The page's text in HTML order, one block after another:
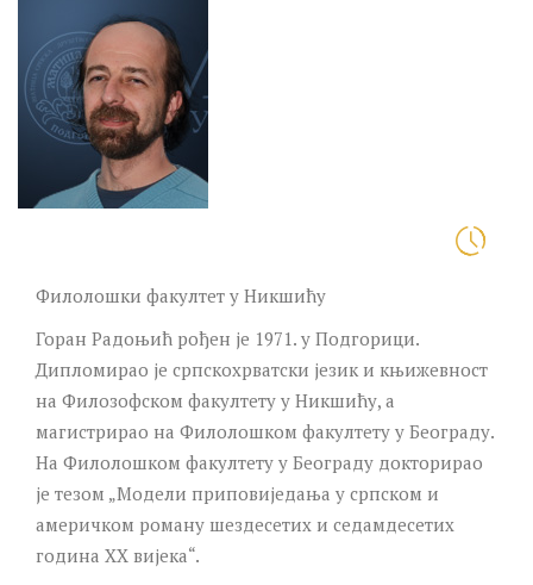
Филолошки факултет у Никшићу
Горан Радоњић рођен је 1971. у Подгорици.
Дипломирао је српскохрватски језик и књижевност
на Филозофском факултету у Никшићу, а
магистрирао на Филолошком факултету у Београду.
На Филолошком факултету у Београду докторирао
је тезом „Модели приповиједања у српском и
америчком роману шездесетих и седамдесетих
година ХХ вијека“.